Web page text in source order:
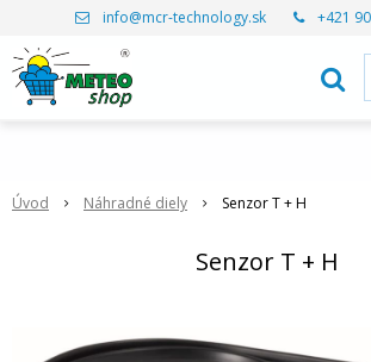
info@mcr-technology.sk +421
Úvod Náhradné diely Senzor T + H
Senzor T + H